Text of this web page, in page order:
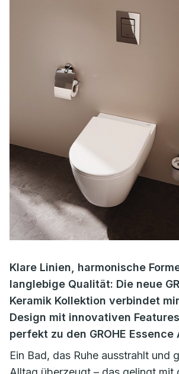
Klare Linien, harmonische
langlebige Qualität: Die neue
Keramik Kollektion verbindet
Design mit innovativen
perfekt zu den GROHE Essence
Ein Bad, das Ruhe ausstrahlt und